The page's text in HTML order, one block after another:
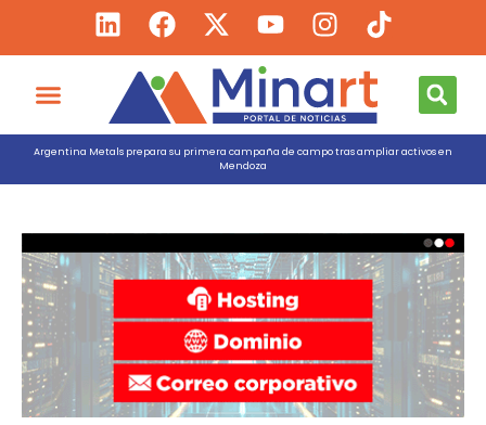
Argentina Metals prepara su primera campaña de campo tras ampliar activos en
Mendoza